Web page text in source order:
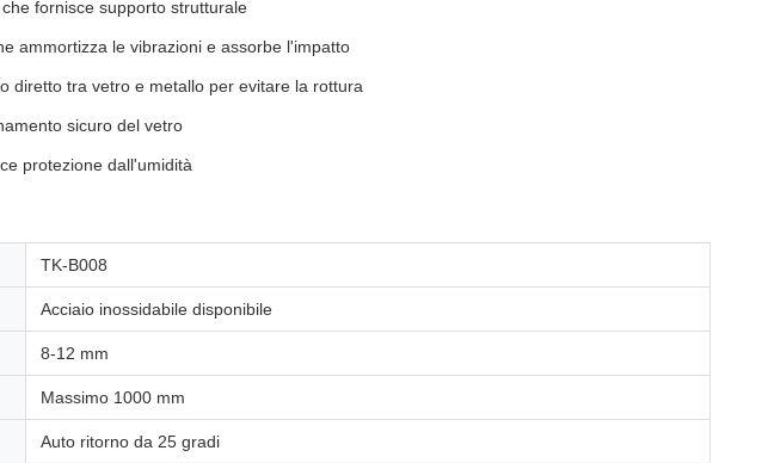
fornisce supporto strutturale
ammortizza le vibrazioni e assorbe l'impatto
diretto tra vetro e metallo per evitare la rottura
sicuro del vetro
protezione dall'umidità
TK-B008
Acciaio inossidabile disponibile
8-12 mm
Massimo 1000 mm
Auto ritorno da 25 gradi